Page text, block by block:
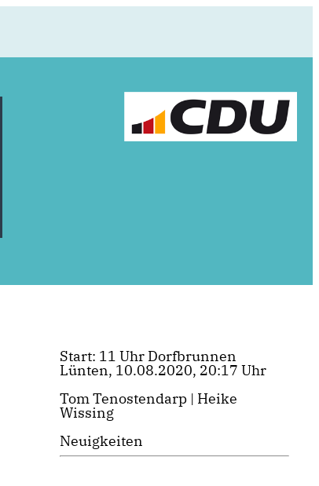
Start: 11 Uhr Dorfbrunnen
Lünten, 10.08.2020, 20:17 Uhr
Tom Tenostendarp | Heike
Wissing
Neuigkeiten